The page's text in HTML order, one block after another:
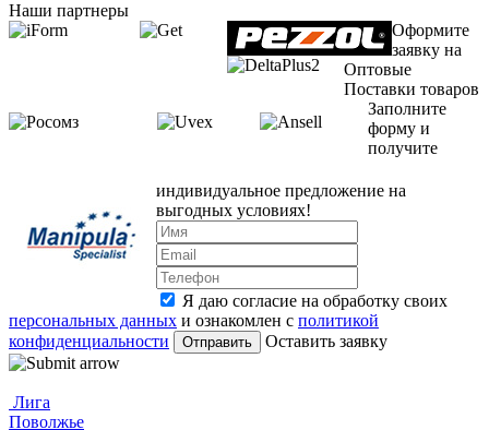
Наши партнеры
Оформите
заявку на
Оптовые
Поставки товаров
Заполните
форму и
получите
индивидуальное предложение на
выгодных условиях!
Я даю согласие на обработку своих
персональных данных и ознакомлен с политикой
конфиденциальности
Оставить заявку
Лига
Поволжье